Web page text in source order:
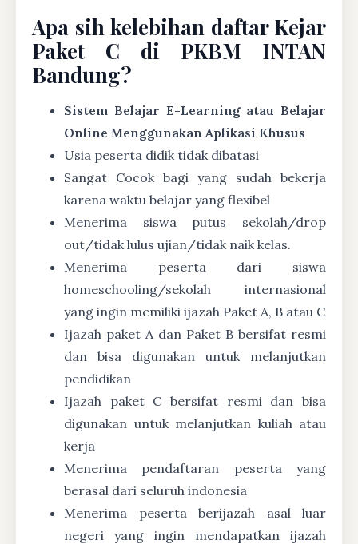
Apa sih kelebihan daftar Kejar
Paket C di PKBM INTAN
Bandung?
Sistem Belajar E-Learning atau Belajar
Online Menggunakan Aplikasi Khusus
Usia peserta didik tidak dibatasi
Sangat Cocok bagi yang sudah bekerja
karena waktu belajar yang flexibel
Menerima siswa putus sekolah/drop
out/tidak lulus ujian/tidak naik kelas.
Menerima peserta dari siswa
homeschooling/sekolah internasional
yang ingin memiliki ijazah Paket A, B atau C
Ijazah paket A dan Paket B bersifat resmi
dan bisa digunakan untuk melanjutkan
pendidikan
Ijazah paket C bersifat resmi dan bisa
digunakan untuk melanjutkan kuliah atau
kerja
Menerima pendaftaran peserta yang
berasal dari seluruh indonesia
Menerima peserta berijazah asal luar
negeri yang ingin mendapatkan ijazah